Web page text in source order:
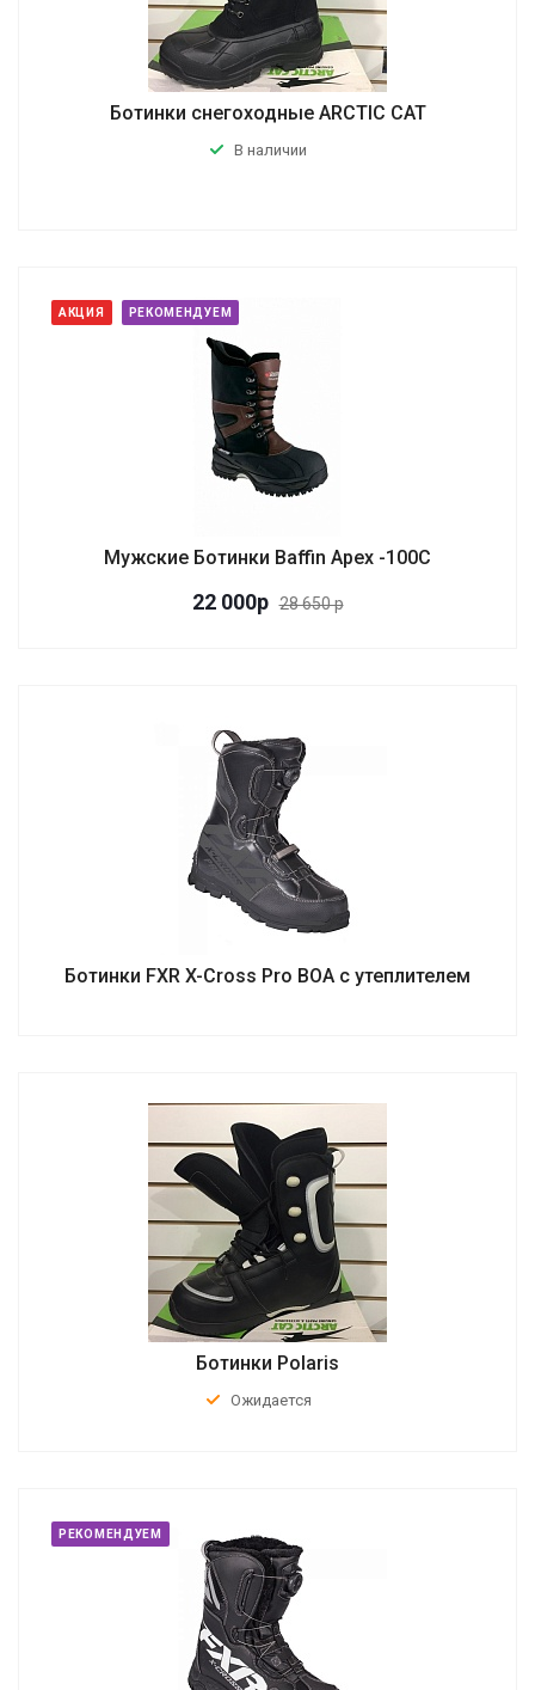
Ботинки снегоходные ARCTIC CAT
В наличии
АКЦИЯ РЕКОМЕНДУЕМ
Мужские Ботинки Baffin Apex -100C
22 000р 28 650 р
Ботинки FXR X-Cross Pro BOA с утеплителем
Ботинки Polaris
Ожидается
РЕКОМЕНДУЕМ